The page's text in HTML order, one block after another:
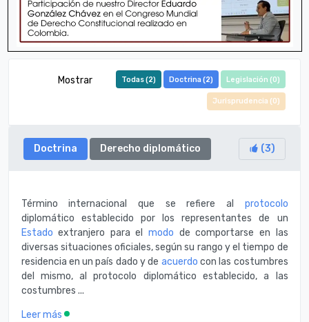
Mostrar Todas (2) Doctrina (2) Legislación (0)
Jurisprudencia (0)
Doctrina Derecho diplomático (3)
Término internacional que se refiere al protocolo
diplomático establecido por los representantes de un
Estado extranjero para el modo de comportarse en las
diversas situaciones oficiales, según su rango y el tiempo de
residencia en un país dado y de acuerdo con las costumbres
del mismo, al protocolo diplomático establecido, a las
costumbres ...
Leer más